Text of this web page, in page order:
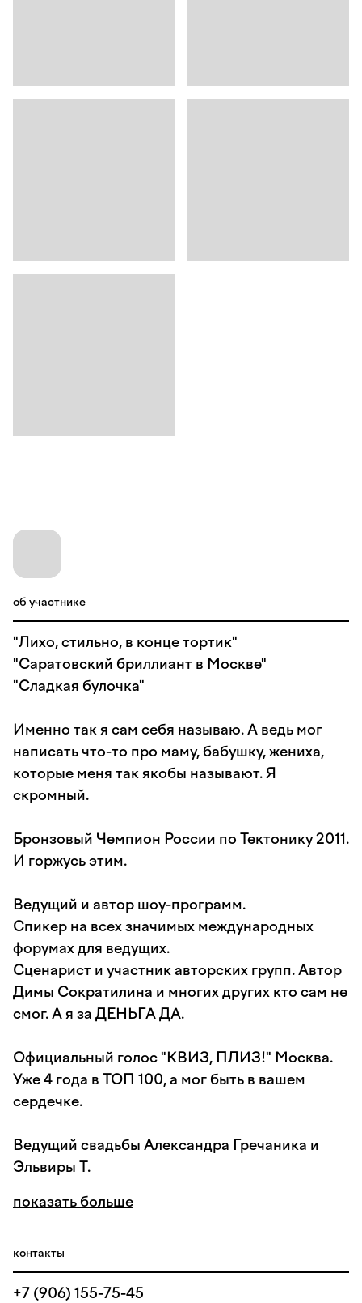
об участнике
"Лихо, стильно, в конце тортик"
"Саратовский бриллиант в Москве"
"Сладкая булочка"
Именно так я сам себя называю. А ведь мог
написать что-то про маму, бабушку, жениха,
которые меня так якобы называют. Я
скромный.
Бронзовый Чемпион России по Тектонику 2011.
И горжусь этим.
Ведущий и автор шоу-программ.
Спикер на всех значимых международных
форумах для ведущих.
Сценарист и участник авторских групп. Автор
Димы Сократилина и многих других кто сам не
смог. А я за ДЕНЬГА ДА.
Официальный голос "КВИЗ, ПЛИЗ!" Москва.
Уже 4 года в ТОП 100, а мог быть в вашем
сердечке.
Ведущий свадьбы Александра Гречаника и
Эльвиры Т.
показать больше
контакты
+7 (906) 155-75-45